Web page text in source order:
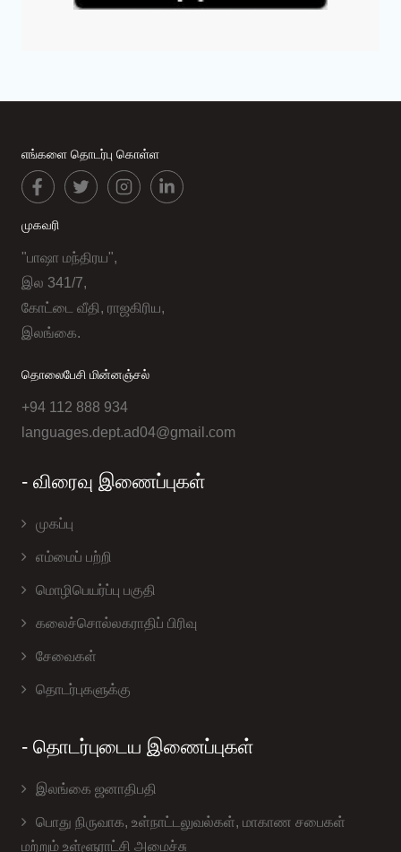
எங்களை தொடர்பு கொள்ள
முகவரி
"பாஷா மந்திரய",
இல 341/7,
கோட்டை வீதி, ராஜகிரிய,
இலங்கை.
தொலைபேசி மின்னஞ்சல்
+94 112 888 934
languages.dept.ad04@gmail.com
- விரைவு இணைப்புகள்
முகப்பு
எம்மைப் பற்றி
மொழிபெயர்ப்பு பகுதி
கலைச்சொல்லகராதிப் பிரிவு
சேவைகள்
தொடர்புகளுக்கு
- தொடர்புடைய இணைப்புகள்
இலங்கை ஜனாதிபதி
பொது நிருவாக, உள்நாட்டலுவல்கள், மாகாண சபை௧ள்
மற்றும் உள்ளூராட்சி அமைச்சு